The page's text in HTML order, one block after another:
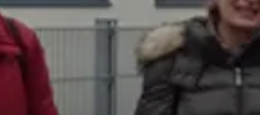
© Werner Fessel
© Inge Fessel